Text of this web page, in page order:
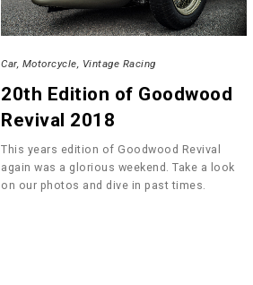
Car Motorcycle Vintage Racing
20th Edition of Goodwood
Revival 2018
This years edition of Goodwood Revival
again was a glorious weekend. Take a look
on our photos and dive in past times.